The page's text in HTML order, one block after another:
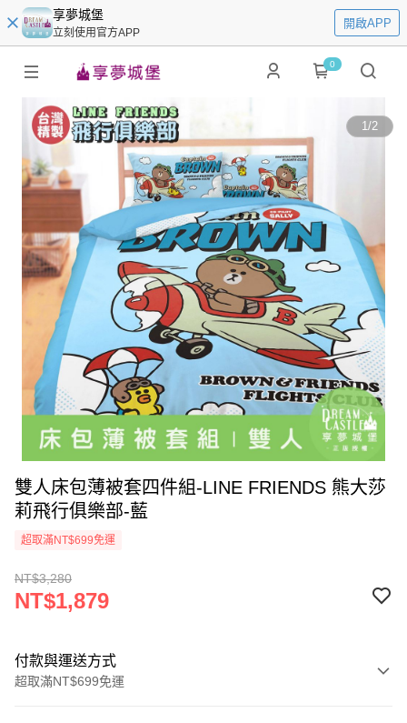
享夢城堡
立刻使用官方APP
開啟APP
0
1/2
雙人床包薄被套四件組-LINE FRIENDS 熊大莎
莉飛行俱樂部-藍
超取滿NT$699免運
NT$3,280
NT$1,879
付款與運送方式
超取滿NT$699免運